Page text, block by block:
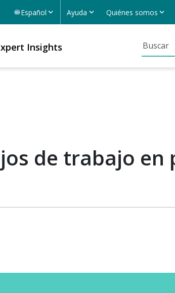
Español Ayuda Quiénes somos
Insights
de trabajo en